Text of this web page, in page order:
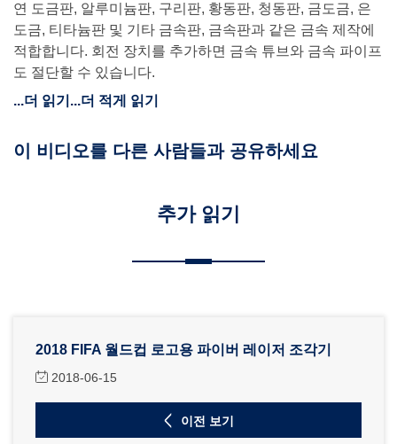
연 도금판, 알루미늄판, 구리판, 황동판, 청동판, 금도금, 은
도금, 티타늄판 및 기타 금속판, 금속판과 같은 금속 제작에
적합합니다. 회전 장치를 추가하면 금속 튜브와 금속 파이프
도 절단할 수 있습니다.
...더 읽기 ...더 적게 읽기
이 비디오를 다른 사람들과 공유하세요
추가 읽기
2018 FIFA 월드컵 로고용 파이버 레이저 조각기
2018-06-15
이전 보기